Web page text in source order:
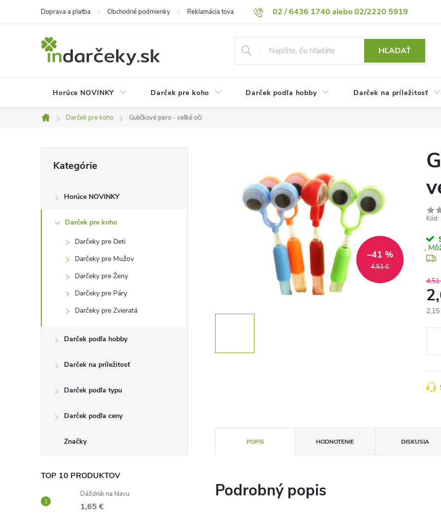
02 / 6436 1740 alebo 02/2220 5919
Doprava a platba Obchodné podmienky Reklamácia tovaru Vrátenie tovaru Podmienky ochrany osobných údajov
HĽADAŤ
Horúce NOVINKY Darček pre koho Darček podľa hobby Darček na príležitosť
Domov
Darček pre koho Guličkové pero - veľké oči
č
n
kategórie
Kategórie
Horúce NOVINKY
Darček pre koho
Darčeky pre Deti
Darčeky pre Mužov
Darčeky pre Ženy
Darčeky pre Páry
Darčeky pre Zvieratá
Darček podľa hobby
Darček na príležitosť
Darček podľa typu
Darček podľa ceny
Značky
TOP 10 PRODUKTOV
Dáždnik na hlavu
1,65 €
4,51 €
–41 %
Kód:
POPIS HODNOTENIE DISKUSIA
Podrobný popis